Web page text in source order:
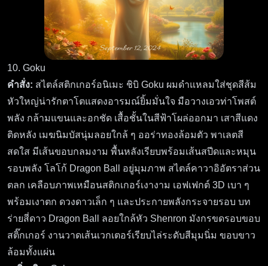
10. Goku
คำสั่ง: สไตล์สติกเกอร์อนิเมะ ชิบิ Goku ผมดำแหลมใส่ชุดสีส้ม
หัวใหญ่น่ารักตาโตแสดงอารมณ์ยิ้มมั่นใจ มือวางเอวท่าโพสต์
พลัง กล้ามแขนและอกชัด เสื้อชั้นในสีฟ้าโผล่ออกมา เสาสีแดง
ติดหลัง เมฆนิมบัสนุ่มลอยใกล้ ๆ ออร่าทองล้อมตัว พาเลตสี
สดใส มีเส้นขอบกลมงาม พื้นหลังเรียบพร้อมเส้นสปีดและหมุน
รอบพลัง โลโก้ Dragon Ball อยู่มุมภาพ สไตล์คาวาอิอัตราส่วน
ตลก เคลือบภาพเหมือนสติกเกอร์เงางาม เอฟเฟกต์ 3D เบา ๆ
พร้อมเงาตก ดวงดาวเล็ก ๆ และประกายพลังกระจายรอบ บท
ร่ายสี่ดาว Dragon Ball ลอยใกล้หัว Shenron มังกรขดรอบขอบ
สติ๊กเกอร์ งานวาดเส้นเวกเตอร์เรียบไล่ระดับสีมุมนิ่ม ขอบขาว
ล้อมทั้งแผ่น